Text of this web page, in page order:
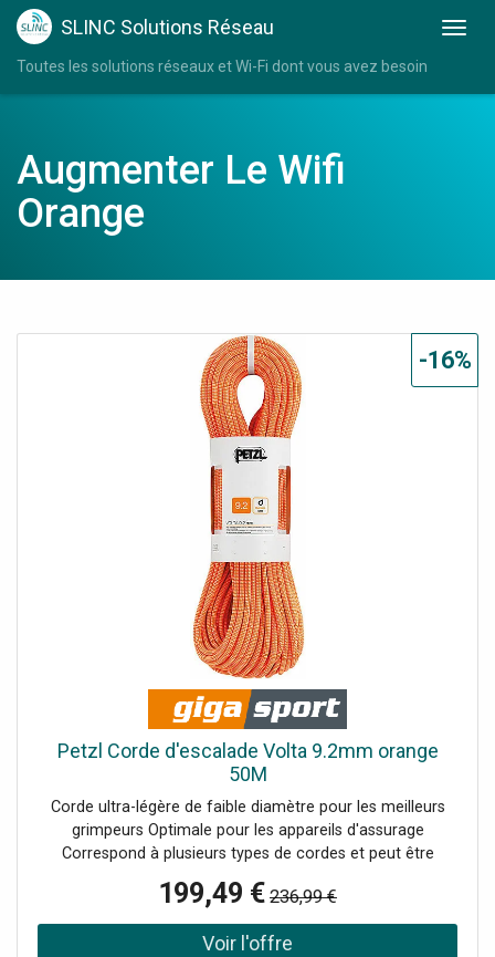
SLINC Solutions Réseau
Toutes les solutions réseaux et Wi-Fi dont vous avez besoin
Augmenter Le Wifi
Orange
Petzl Corde d'escalade Volta 9.2mm orange
50M
Corde ultra-légère de faible diamètre pour les meilleurs
grimpeurs Optimale pour les appareils d'assurage
Correspond à plusieurs types de cordes et peut être
Utilisation sur rocher, mixte, neige ou glace L'imprégnation
Duratec Dry augmente la résistance à l'eau, à la saleté et à
l'abrasion La finition UltraSonic augmente la durabilité et
199,49 € 236,99 €
-16%